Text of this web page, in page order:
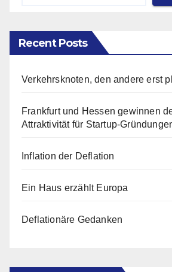
Recent Posts
Verkehrsknoten, den andere erst
Frankfurt und Hessen gewinnen
Attraktivität für Startup-
Inflation der Deflation
Ein Haus erzählt Europa
Deflationäre Gedanken